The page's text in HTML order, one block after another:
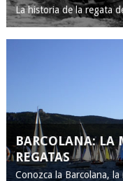
La historia de la regata
BARCOLANA: LA
REGATAS
Conozca la Barcolana,